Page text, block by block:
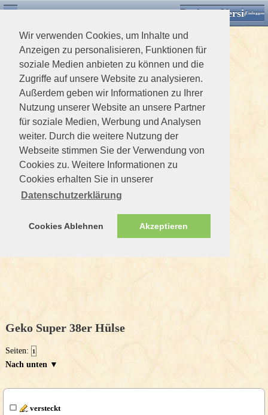
Wir verwenden Cookies, um Inhalte und
Anzeigen zu personalisieren, Funktionen für
soziale Medien anbieten zu können und die
Zugriffe auf unsere Website zu analysieren.
Außerdem geben wir Informationen zu Ihrer
Nutzung unserer Website an unsere Partner
für soziale Medien, Werbung und Analysen
weiter. Durch die weitere Nutzung der
Webseite stimmen Sie der Verwendung von
Cookies zu. Weitere Informationen zu
Cookies erhalten Sie in unserer
Datenschutzerklärung
Cookies Ablehnen Akzeptieren
Desktop VersionEinloggen
Geko Super 38er Hülse
Seiten: 1
Nach unten ▼
versteckt